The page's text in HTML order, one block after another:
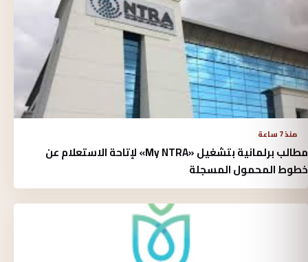
منذ 7 ساعة
مطالب برلمانية بتشغيل «My NTRA» لإتاحة الاستعلام عن
خطوط المحمول المسجلة